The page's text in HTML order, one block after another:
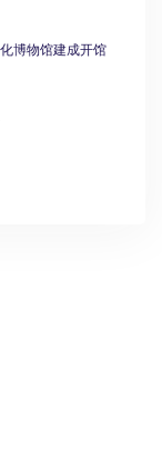
博物馆建成开馆